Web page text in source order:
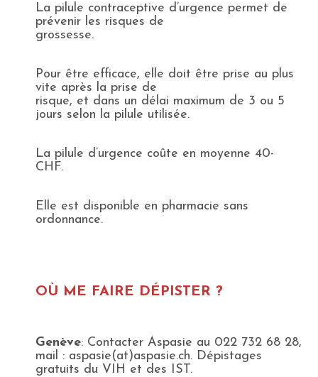
La pilule contraceptive d’urgence permet de
prévenir les risques de
grossesse.
Pour être efficace, elle doit être prise au plus
vite après la prise de
risque, et dans un délai maximum de 3 ou 5
jours selon la pilule utilisée.
La pilule d’urgence coûte en moyenne 40-
CHF.
Elle est disponible en pharmacie sans
ordonnance.
OÙ ME FAIRE DÉPISTER ?
Genève: Contacter Aspasie au 022 732 68 28,
mail : aspasie(at)aspasie.ch. Dépistages
gratuits du VIH et des IST.